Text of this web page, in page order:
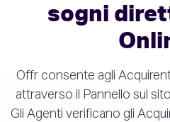
sogni
Offr consente agli
attraverso il Pannello sul
Gli Agenti verificano gli